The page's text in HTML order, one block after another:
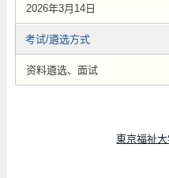
2026年3月14日
考试/遴选方式
资料遴选、面试
東京福祉